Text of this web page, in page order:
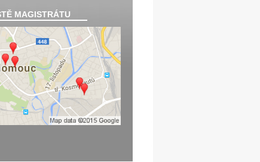
MAGISTRÁTU